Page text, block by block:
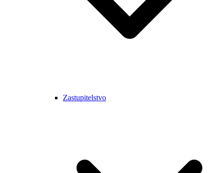
Zastupitelstvo